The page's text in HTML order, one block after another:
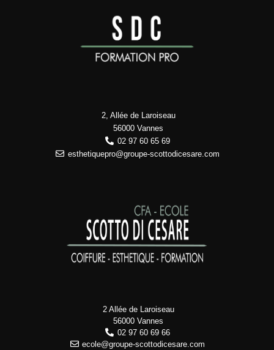
2, Allée de Laroiseau
56000 Vannes
02 97 60 65 69
esthetiquepro@groupe-scottodicesare.com
2 Allée de Laroiseau
56000 Vannes
02 97 60 69 66
ecole@groupe-scottodicesare.com